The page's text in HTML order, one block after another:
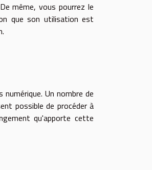
même, vous pourrez le
que son utilisation est
Un nombre de
possible de procéder à
qu'apporte cette